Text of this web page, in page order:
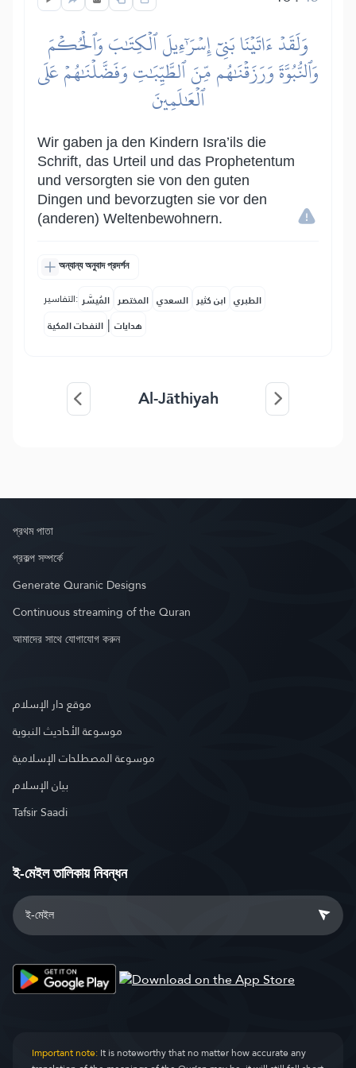
وَلَقَدۡ ءَاتَيۡنَا بَنِيٓ إِسۡرَٰٓءِيلَ ٱلۡكِتَٰبَ وَٱلۡحُكۡمَ
وَٱلنُّبُوَّةَ وَرَزَقۡنَٰهُم مِّنَ ٱلطَّيِّبَٰتِ وَفَضَّلۡنَٰهُمۡ عَلَى
ٱلۡعَٰلَمِينَ
Wir gaben ja den Kindern Isra’ils die
Schrift, das Urteil und das Prophetentum
und versorgten sie von den guten
Dingen und bevorzugten sie vor den
(anderen) Weltenbewohnern.
অন্যান্য অনুবাদ প্রদর্শন
التفاسير: المُيسَّر المختصر السعدي ابن كثير الطبري
النفحات المكية | هدايات
Al-Jāthiyah
প্রথম পাতা
প্রকল্প সম্পর্কে
Generate Quranic Designs
Continuous streaming of the Quran
আমাদের সাথে যোগাযোগ করুন
موقع دار الإسلام
موسوعة الأحاديث النبوية
موسوعة المصطلحات الإسلامية
بيان الإسلام
Tafsir Saadi
ই-মেইল তালিকায় নিবন্ধন
Important note:It is noteworthy that no matter how accurate any